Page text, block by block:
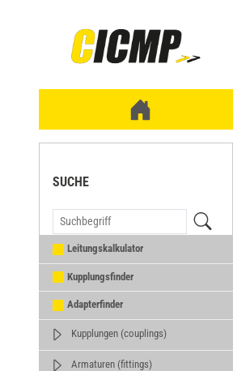
SUCHE
Leitungskalkulator
Kupplungsfinder
Adapterfinder
Kupplungen (couplings)
Armaturen (fittings)